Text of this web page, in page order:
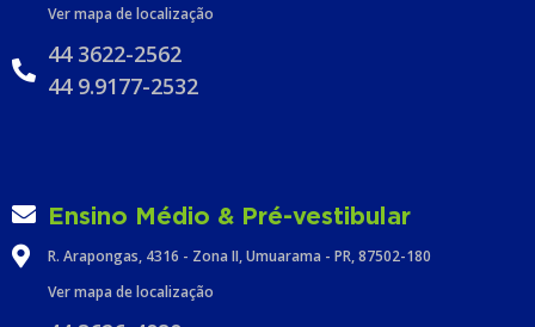
Ver mapa de localização
44 3622-2562
44 9.9177-2532
Ensino Médio & Pré-vestibular
R. Arapongas, 4316 - Zona II, Umuarama - PR, 87502-180
Ver mapa de localização